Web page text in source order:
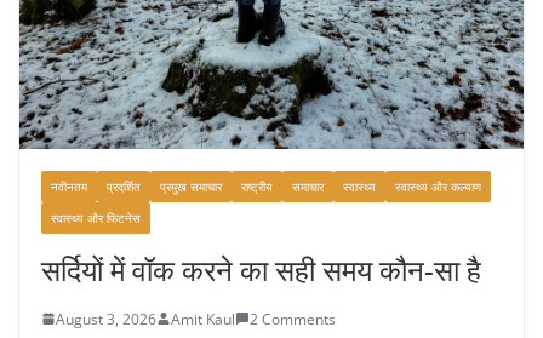
नवीनतम प्रदर्शित प्रमुख समाचार राष्ट्रीय समाचार स्वास्थ्य
स्वास्थ्य और कल्याण
स्वास्थ्य और फिटनेस
सर्दियों में वॉक करने का सही समय कौन-सा है
August 3, 2026 Amit Kaul 2 Comments